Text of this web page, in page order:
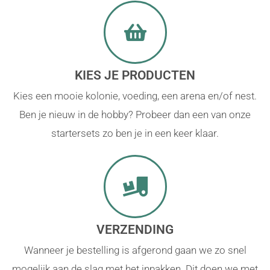
KIES JE PRODUCTEN
Kies een mooie kolonie, voeding, een arena en/of nest.
Ben je nieuw in de hobby? Probeer dan een van onze
startersets zo ben je in een keer klaar.
VERZENDING
Wanneer je bestelling is afgerond gaan we zo snel